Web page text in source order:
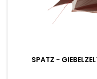
SPATZ -